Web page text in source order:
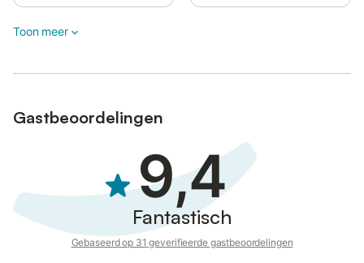
Toon meer
Gastbeoordelingen
9,4
Fantastisch
Gebaseerd op 31 geverifieerde gastbeoordelingen